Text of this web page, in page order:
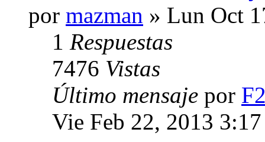
por mazman » Lun Oct
1 Respuestas
7476 Vistas
Último mensaje por
Vie Feb 22, 2013